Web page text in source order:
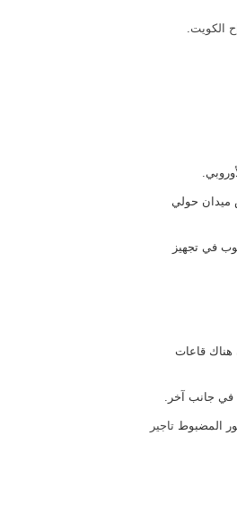
الكويت
ميدان حولي
في تجهيز
هناك قاعات
جانب آخر.
المضبوط تاجير